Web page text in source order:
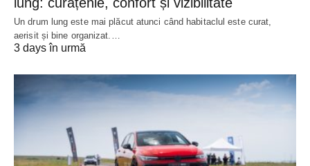
Un drum lung este mai plăcut atunci când habitaclul este curat,
aerisit și bine organizat.…
3 days în urmă